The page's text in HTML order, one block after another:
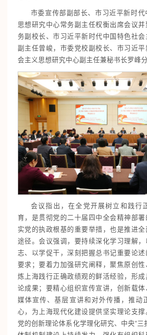
市委宣传部副部长、市习近平新时代
思想研究中心常务副主任权衡出席会议
务副校长、市习近平新时代中国特色社
副主任曾峻，市委党校副校长、市习近
会主义思想研究中心副主任兼秘书长罗峰
会议指出，在全党开展树立和践行
育，是贯彻党的二十届四中全会精神部
实党的执政根基的重要举措，也是推进
途径。会议强调，要持续深化学习理解，
志、以学促干，深刻把握总书记重要论
要求；要着力加强研究阐释，聚焦原创
炼上海践行正确政绩观的鲜活经验，形
论成果；要精心组织宣传宣讲，创新载
媒体宣传、基层宣讲和对外传播，推动
心，为上海现代化建设提供坚实理论支
党的创新理论体系化学理化研究、中央“三